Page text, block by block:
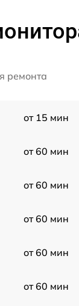
ремонта
от 15 мин
от 60 мин
от 60 мин
от 60 мин
от 60 мин
от 60 мин